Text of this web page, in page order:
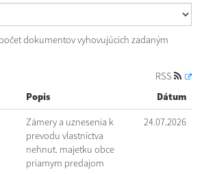
dokumentov vyhovujúcich zadaným
RSS
Popis Dátum
Zámery a uznesenia k
prevodu vlastníctva
nehnut. majetku obce
priamym predajom
24.07.2026